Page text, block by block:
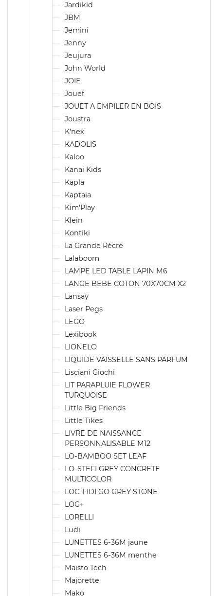
Jardikid
JBM
Jemini
Jenny
Jeujura
John World
JOIE
Jouef
JOUET A EMPILER EN BOIS
Joustra
K'nex
KADOLIS
Kaloo
Kanai Kids
Kapla
Kaptaia
Kim'Play
Klein
Kontiki
La Grande Récré
Lalaboom
LAMPE LED TABLE LAPIN M6
LANGE BEBE COTON 70X70CM X2
Lansay
Laser Pegs
LEGO
Lexibook
LIONELO
LIQUIDE VAISSELLE SANS PARFUM
Lisciani Giochi
LIT PARAPLUIE FLOWER
TURQUOISE
Little Big Friends
Little Tikes
LIVRE DE NAISSANCE
PERSONNALISABLE M12
LO-BAMBOO SET LEAF
LO-STEFI GREY CONCRETE
MULTICOLOR
LOC-FIDI GO GREY STONE
LOG+
LORELLI
Ludi
LUNETTES 6-36M jaune
LUNETTES 6-36M menthe
Maisto Tech
Majorette
Mako